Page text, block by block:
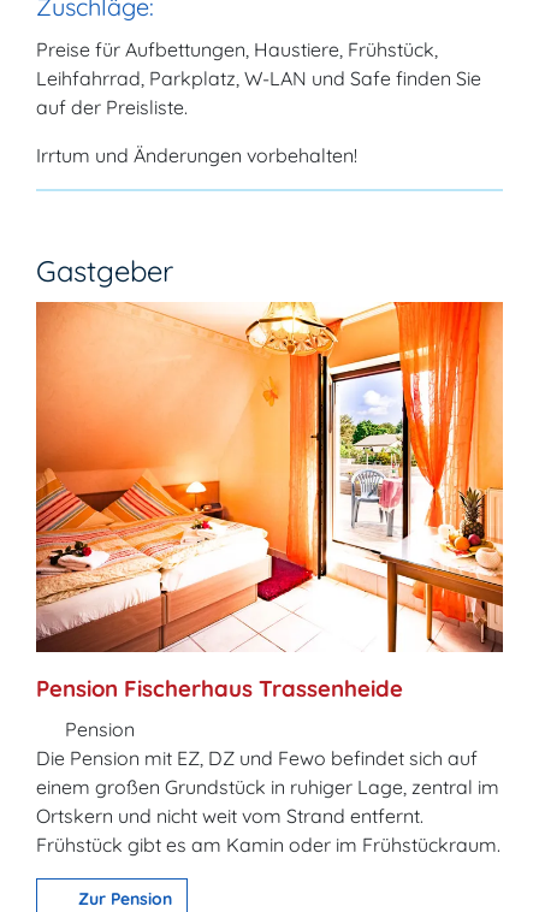
Zuschläge:
Preise für Aufbettungen, Haustiere, Frühstück,
Leihfahrrad, Parkplatz, W-LAN und Safe finden Sie
auf der Preisliste.
Irrtum und Änderungen vorbehalten!
Gastgeber
Pension Fischerhaus Trassenheide
Pension
Die Pension mit EZ, DZ und Fewo befindet sich auf
einem großen Grundstück in ruhiger Lage, zentral im
Ortskern und nicht weit vom Strand entfernt.
Frühstück gibt es am Kamin oder im Frühstückraum.
Zur Pension